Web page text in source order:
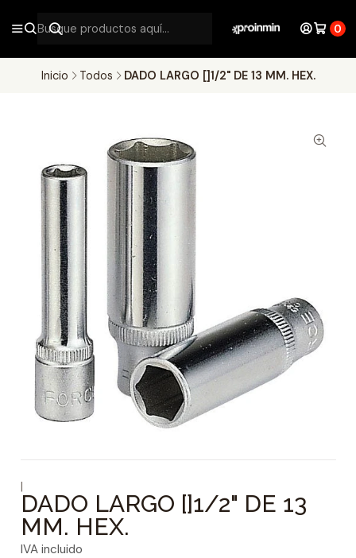
0
Inicio Todos DADO LARGO []1/2" DE 13 MM. HEX.
|
DADO LARGO []1/2" DE 13
MM. HEX.
IVA incluido